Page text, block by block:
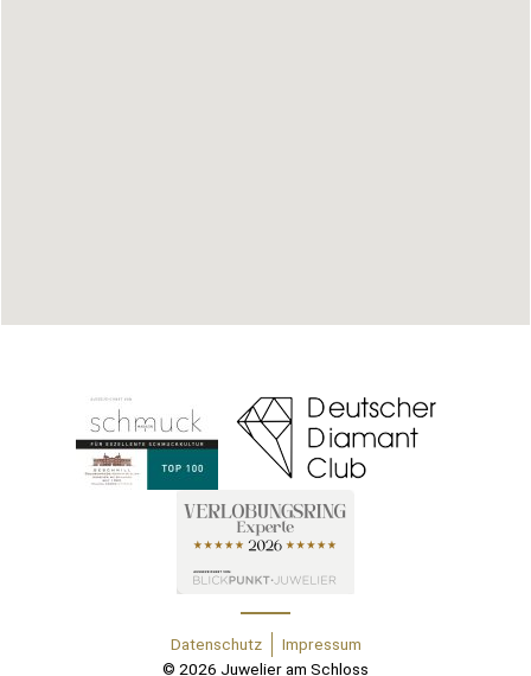
Datenschutz
Impressum
© 2026 Juwelier am Schloss